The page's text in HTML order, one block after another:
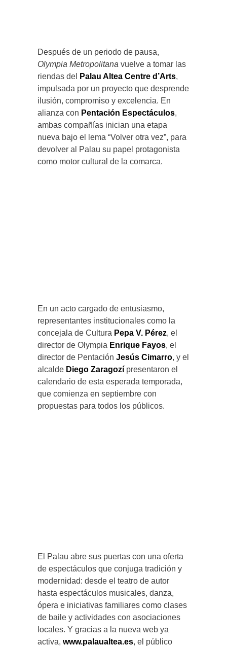
Después de un periodo de pausa,
Olympia Metropolitana vuelve a tomar las
riendas del
Palau Altea Centre d’Arts,
impulsada por un proyecto que desprende
ilusión, compromiso y excelencia. En
alianza con Pentación Espectáculos,
ambas compañías inician una etapa
nueva bajo el lema “Volver otra vez”, para
devolver al Palau su papel protagonista
como motor cultural de la comarca.
En un acto cargado de entusiasmo,
representantes institucionales como la
concejala de Cultura Pepa V. Pérez, el
director de Olympia Enrique Fayos, el
director de Pentación Jesús Cimarro, y el
alcalde Diego Zaragozí presentaron el
calendario de esta esperada temporada,
que comienza en septiembre con
propuestas para todos los públicos.
El Palau abre sus puertas con una oferta
de espectáculos que conjuga tradición y
modernidad: desde el teatro de autor
hasta espectáculos musicales, danza,
ópera e iniciativas familiares como clases
de baile y actividades con asociaciones
locales. Y gracias a la nueva web ya
activa, www.palaualtea.es, el público